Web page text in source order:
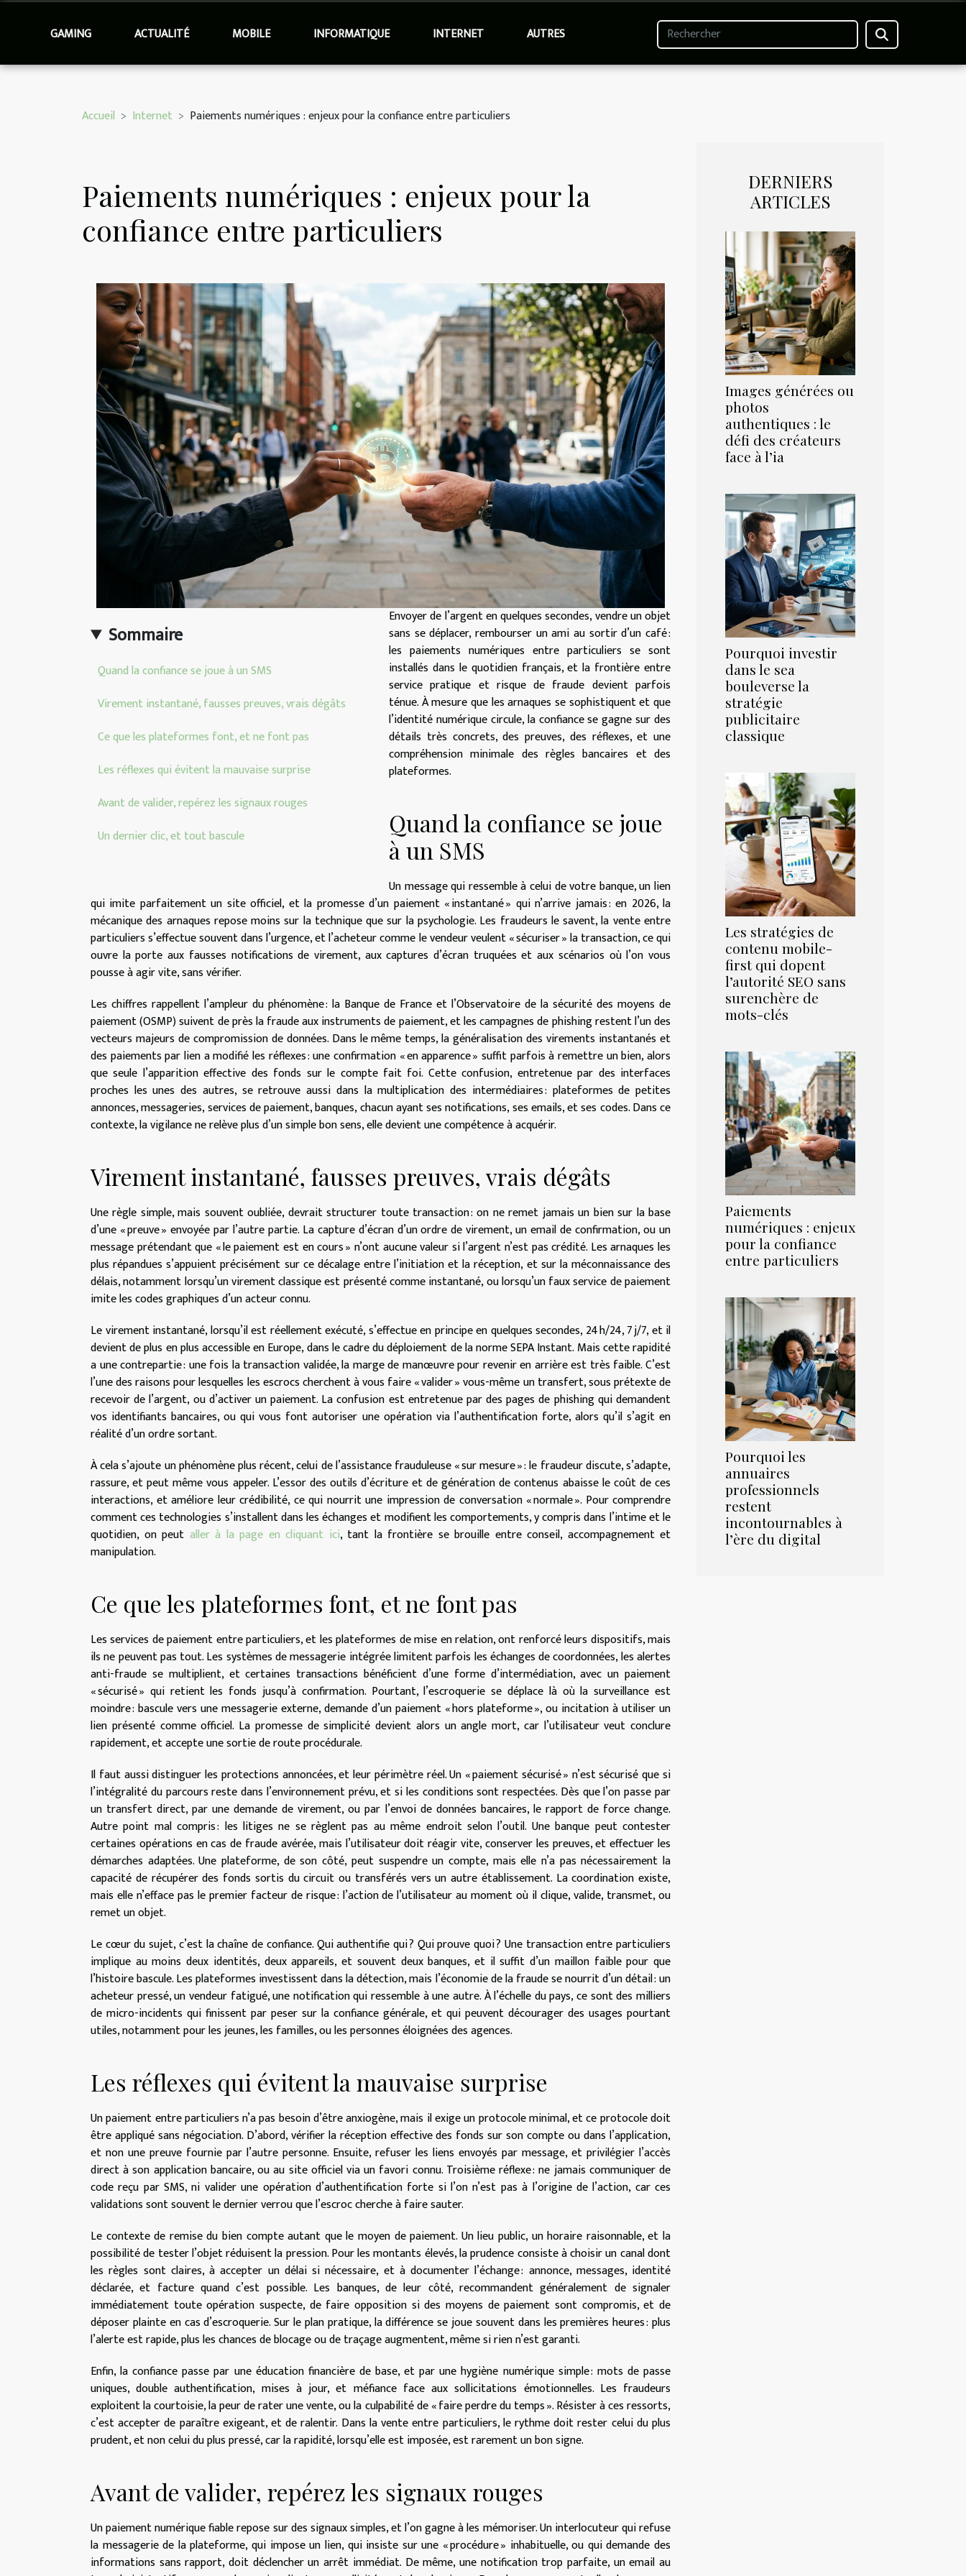
GAMING ACTUALITÉ MOBILE INFORMATIQUE INTERNET AUTRES
Accueil Internet Paiements numériques : enjeux pour la confiance entre particuliers
Paiements numériques : enjeux pour la
confiance entre particuliers
Sommaire
Quand la confiance se joue à un SMS
Virement instantané, fausses preuves, vrais dégâts
Ce que les plateformes font, et ne font pas
Les réflexes qui évitent la mauvaise surprise
Avant de valider, repérez les signaux rouges
Un dernier clic, et tout bascule
Envoyer de l’argent en quelques secondes, vendre un objet
sans se déplacer, rembourser un ami au sortir d’un café :
les paiements numériques entre particuliers se sont
installés dans le quotidien français, et la frontière entre
service pratique et risque de fraude devient parfois
ténue. À mesure que les arnaques se sophistiquent et que
l’identité numérique circule, la confiance se gagne sur des
détails très concrets, des preuves, des réflexes, et une
compréhension minimale des règles bancaires et des
plateformes.
Quand la confiance se joue
à un SMS
Un message qui ressemble à celui de votre banque, un lien
qui imite parfaitement un site officiel, et la promesse d’un paiement « instantané » qui n’arrive jamais : en 2026, la
mécanique des arnaques repose moins sur la technique que sur la psychologie. Les fraudeurs le savent, la vente entre
particuliers s’effectue souvent dans l’urgence, et l’acheteur comme le vendeur veulent « sécuriser » la transaction, ce qui
ouvre la porte aux fausses notifications de virement, aux captures d’écran truquées et aux scénarios où l’on vous
pousse à agir vite, sans vérifier.
Les chiffres rappellent l’ampleur du phénomène : la Banque de France et l’Observatoire de la sécurité des moyens de
paiement (OSMP) suivent de près la fraude aux instruments de paiement, et les campagnes de phishing restent l’un des
vecteurs majeurs de compromission de données. Dans le même temps, la généralisation des virements instantanés et
des paiements par lien a modifié les réflexes : une confirmation « en apparence » suffit parfois à remettre un bien, alors
que seule l’apparition effective des fonds sur le compte fait foi. Cette confusion, entretenue par des interfaces
proches les unes des autres, se retrouve aussi dans la multiplication des intermédiaires : plateformes de petites
annonces, messageries, services de paiement, banques, chacun ayant ses notifications, ses emails, et ses codes. Dans ce
contexte, la vigilance ne relève plus d’un simple bon sens, elle devient une compétence à acquérir.
Virement instantané, fausses preuves, vrais dégâts
Une règle simple, mais souvent oubliée, devrait structurer toute transaction : on ne remet jamais un bien sur la base
d’une « preuve » envoyée par l’autre partie. La capture d’écran d’un ordre de virement, un email de confirmation, ou un
message prétendant que « le paiement est en cours » n’ont aucune valeur si l’argent n’est pas crédité. Les arnaques les
plus répandues s’appuient précisément sur ce décalage entre l’initiation et la réception, et sur la méconnaissance des
délais, notamment lorsqu’un virement classique est présenté comme instantané, ou lorsqu’un faux service de paiement
imite les codes graphiques d’un acteur connu.
Le virement instantané, lorsqu’il est réellement exécuté, s’effectue en principe en quelques secondes, 24 h/24, 7 j/7, et il
devient de plus en plus accessible en Europe, dans le cadre du déploiement de la norme SEPA Instant. Mais cette rapidité
a une contrepartie : une fois la transaction validée, la marge de manœuvre pour revenir en arrière est très faible. C’est
l’une des raisons pour lesquelles les escrocs cherchent à vous faire « valider » vous-même un transfert, sous prétexte de
recevoir de l’argent, ou d’activer un paiement. La confusion est entretenue par des pages de phishing qui demandent
vos identifiants bancaires, ou qui vous font autoriser une opération via l’authentification forte, alors qu’il s’agit en
réalité d’un ordre sortant.
À cela s’ajoute un phénomène plus récent, celui de l’assistance frauduleuse « sur mesure » : le fraudeur discute, s’adapte,
rassure, et peut même vous appeler. L’essor des outils d’écriture et de génération de contenus abaisse le coût de ces
interactions, et améliore leur crédibilité, ce qui nourrit une impression de conversation « normale ». Pour comprendre
comment ces technologies s’installent dans les échanges et modifient les comportements, y compris dans l’intime et le
quotidien, on peut aller à la page en cliquant ici, tant la frontière se brouille entre conseil, accompagnement et
manipulation.
Ce que les plateformes font, et ne font pas
Les services de paiement entre particuliers, et les plateformes de mise en relation, ont renforcé leurs dispositifs, mais
ils ne peuvent pas tout. Les systèmes de messagerie intégrée limitent parfois les échanges de coordonnées, les alertes
anti-fraude se multiplient, et certaines transactions bénéficient d’une forme d’intermédiation, avec un paiement
« sécurisé » qui retient les fonds jusqu’à confirmation. Pourtant, l’escroquerie se déplace là où la surveillance est
moindre : bascule vers une messagerie externe, demande d’un paiement « hors plateforme », ou incitation à utiliser un
lien présenté comme officiel. La promesse de simplicité devient alors un angle mort, car l’utilisateur veut conclure
rapidement, et accepte une sortie de route procédurale.
Il faut aussi distinguer les protections annoncées, et leur périmètre réel. Un « paiement sécurisé » n’est sécurisé que si
l’intégralité du parcours reste dans l’environnement prévu, et si les conditions sont respectées. Dès que l’on passe par
un transfert direct, par une demande de virement, ou par l’envoi de données bancaires, le rapport de force change.
Autre point mal compris : les litiges ne se règlent pas au même endroit selon l’outil. Une banque peut contester
certaines opérations en cas de fraude avérée, mais l’utilisateur doit réagir vite, conserver les preuves, et effectuer les
démarches adaptées. Une plateforme, de son côté, peut suspendre un compte, mais elle n’a pas nécessairement la
capacité de récupérer des fonds sortis du circuit ou transférés vers un autre établissement. La coordination existe,
mais elle n’efface pas le premier facteur de risque : l’action de l’utilisateur au moment où il clique, valide, transmet, ou
remet un objet.
Le cœur du sujet, c’est la chaîne de confiance. Qui authentifie qui ? Qui prouve quoi ? Une transaction entre particuliers
implique au moins deux identités, deux appareils, et souvent deux banques, et il suffit d’un maillon faible pour que
l’histoire bascule. Les plateformes investissent dans la détection, mais l’économie de la fraude se nourrit d’un détail : un
acheteur pressé, un vendeur fatigué, une notification qui ressemble à une autre. À l’échelle du pays, ce sont des milliers
de micro-incidents qui finissent par peser sur la confiance générale, et qui peuvent décourager des usages pourtant
utiles, notamment pour les jeunes, les familles, ou les personnes éloignées des agences.
Les réflexes qui évitent la mauvaise surprise
Un paiement entre particuliers n’a pas besoin d’être anxiogène, mais il exige un protocole minimal, et ce protocole doit
être appliqué sans négociation. D’abord, vérifier la réception effective des fonds sur son compte ou dans l’application,
et non une preuve fournie par l’autre personne. Ensuite, refuser les liens envoyés par message, et privilégier l’accès
direct à son application bancaire, ou au site officiel via un favori connu. Troisième réflexe : ne jamais communiquer de
code reçu par SMS, ni valider une opération d’authentification forte si l’on n’est pas à l’origine de l’action, car ces
validations sont souvent le dernier verrou que l’escroc cherche à faire sauter.
Le contexte de remise du bien compte autant que le moyen de paiement. Un lieu public, un horaire raisonnable, et la
possibilité de tester l’objet réduisent la pression. Pour les montants élevés, la prudence consiste à choisir un canal dont
les règles sont claires, à accepter un délai si nécessaire, et à documenter l’échange : annonce, messages, identité
déclarée, et facture quand c’est possible. Les banques, de leur côté, recommandent généralement de signaler
immédiatement toute opération suspecte, de faire opposition si des moyens de paiement sont compromis, et de
déposer plainte en cas d’escroquerie. Sur le plan pratique, la différence se joue souvent dans les premières heures : plus
l’alerte est rapide, plus les chances de blocage ou de traçage augmentent, même si rien n’est garanti.
Enfin, la confiance passe par une éducation financière de base, et par une hygiène numérique simple : mots de passe
uniques, double authentification, mises à jour, et méfiance face aux sollicitations émotionnelles. Les fraudeurs
exploitent la courtoisie, la peur de rater une vente, ou la culpabilité de « faire perdre du temps ». Résister à ces ressorts,
c’est accepter de paraître exigeant, et de ralentir. Dans la vente entre particuliers, le rythme doit rester celui du plus
prudent, et non celui du plus pressé, car la rapidité, lorsqu’elle est imposée, est rarement un bon signe.
Avant de valider, repérez les signaux rouges
Un paiement numérique fiable repose sur des signaux simples, et l’on gagne à les mémoriser. Un interlocuteur qui refuse
la messagerie de la plateforme, qui impose un lien, qui insiste sur une « procédure » inhabituelle, ou qui demande des
informations sans rapport, doit déclencher un arrêt immédiat. De même, une notification trop parfaite, un email au
DERNIERS
ARTICLES
Images générées ou
photos
authentiques : le
défi des créateurs
face à l’ia
Pourquoi investir
dans le sea
bouleverse la
stratégie
publicitaire
classique
Les stratégies de
contenu mobile-
first qui dopent
l’autorité SEO sans
surenchère de
mots-clés
Paiements
numériques : enjeux
pour la confiance
entre particuliers
Pourquoi les
annuaires
professionnels
restent
incontournables à
l’ère du digital